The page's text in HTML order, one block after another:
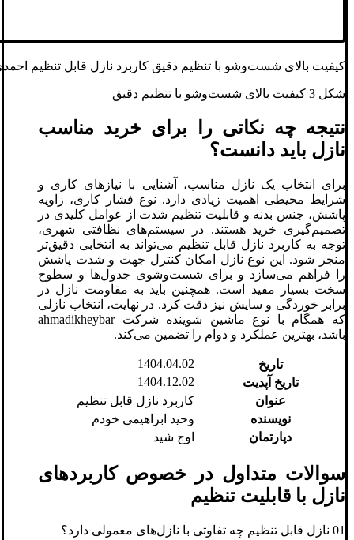
کیفیت بالای شست‌وشو با تنظیم دقیق کاربرد نازل قابل تنظیم
شکل 3 کیفیت بالای شست‌وشو با تنظیم دقیق
نتیجه چه نکاتی را برای خرید مناسب
نازل باید دانست؟
برای انتخاب یک نازل مناسب، آشنایی با نیازهای کاری و
شرایط محیطی اهمیت زیادی دارد. نوع فشار کاری، زاویه
پاشش، جنس بدنه و قابلیت تنظیم شدت از عوامل کلیدی در
تصمیم‌گیری خرید هستند. در سیستم‌های نظافتی شهری،
توجه به کاربرد نازل قابل تنظیم می‌تواند به انتخابی دقیق‌تر
منجر شود. این نوع نازل امکان کنترل جهت و شدت پاشش
را فراهم می‌سازد و برای شست‌وشوی جدول‌ها و سطوح
سخت بسیار مفید است. همچنین باید به مقاومت نازل در
برابر خوردگی و سایش نیز دقت کرد. در نهایت، انتخاب نازلی
که همگام با نوع ماشین شوینده شرکت ahmadikheybar
باشد، بهترین عملکرد و دوام را تضمین می‌کند.
تاریخ
1404.04.02
تاریخ آپدیت
1404.12.02
عنوان
کاربرد نازل قابل تنظیم
نویسنده
وحید ابراهیمی خودم
دپارتمان
اوج شید
سوالات متداول در خصوص کاربردهای
نازل با قابلیت تنظیم
01 نازل قابل تنظیم چه تفاوتی با نازل‌های معمولی دارد؟